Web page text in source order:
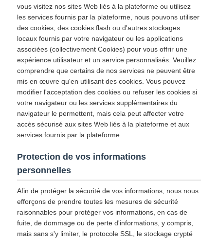
vous visitez nos sites Web liés à la plateforme ou utilisez
les services fournis par la plateforme, nous pouvons utiliser
des cookies, des cookies flash ou d'autres stockages
locaux fournis par votre navigateur ou les applications
associées (collectivement Cookies) pour vous offrir une
expérience utilisateur et un service personnalisés. Veuillez
comprendre que certains de nos services ne peuvent être
mis en œuvre qu'en utilisant des cookies. Vous pouvez
modifier l'acceptation des cookies ou refuser les cookies si
votre navigateur ou les services supplémentaires du
navigateur le permettent, mais cela peut affecter votre
accès sécurisé aux sites Web liés à la plateforme et aux
services fournis par la plateforme.
Protection de vos informations
personnelles
Afin de protéger la sécurité de vos informations, nous nous
efforçons de prendre toutes les mesures de sécurité
raisonnables pour protéger vos informations, en cas de
fuite, de dommage ou de perte d'informations, y compris,
mais sans s'y limiter, le protocole SSL, le stockage crypté